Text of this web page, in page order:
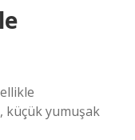
küçük yumuşak